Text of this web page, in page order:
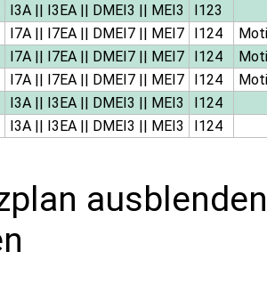
I3A|| I3EA|| DMEI3 || MEI3
I123
I7A|| I7EA|| DMEI7|| MEI7 I124
I7A|| I7EA|| DMEI7|| MEI7 I124
I7A|| I7EA|| DMEI7|| MEI7 I124
I3A|| I3EA|| DMEI3 || MEI3
I124
I3A|| I3EA|| DMEI3 || MEI3 I124